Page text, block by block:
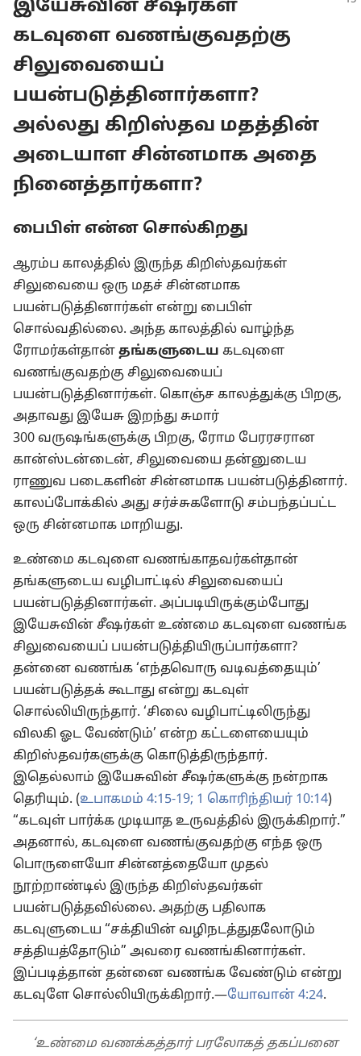
இயேசுவின் சீஷர்கள்
கடவுளை வணங்குவதற்கு
சிலுவையைப்
பயன்படுத்தினார்களா?
அல்லது கிறிஸ்தவ மதத்தின்
அடையாள சின்னமாக அதை
நினைத்தார்களா?
பைபிள் என்ன சொல்கிறது
ஆரம்ப காலத்தில் இருந்த கிறிஸ்தவர்கள்
சிலுவையை ஒரு மதச் சின்னமாக
பயன்படுத்தினார்கள் என்று பைபிள்
சொல்வதில்லை. அந்த காலத்தில் வாழ்ந்த
ரோமர்கள்தான் தங்களுடைய கடவுளை
வணங்குவதற்கு சிலுவையைப்
பயன்படுத்தினார்கள். கொஞ்ச காலத்துக்கு பிறகு,
அதாவது இயேசு இறந்து சுமார்
300 வருஷங்களுக்கு பிறகு, ரோம பேரரசரான
கான்ஸ்டன்டைன், சிலுவையை தன்னுடைய
ராணுவ படைகளின் சின்னமாக பயன்படுத்தினார்.
காலப்போக்கில் அது சர்ச்சுகளோடு சம்பந்தப்பட்ட
ஒரு சின்னமாக மாறியது.
உண்மை கடவுளை வணங்காதவர்கள்தான்
தங்களுடைய வழிபாட்டில் சிலுவையைப்
பயன்படுத்தினார்கள். அப்படியிருக்கும்போது
இயேசுவின் சீஷர்கள் உண்மை கடவுளை வணங்க
சிலுவையைப் பயன்படுத்தியிருப்பார்களா?
தன்னை வணங்க ‘எந்தவொரு வடிவத்தையும்’
பயன்படுத்தக் கூடாது என்று கடவுள்
சொல்லியிருந்தார். ‘சிலை வழிபாட்டிலிருந்து
விலகி ஓட வேண்டும்’ என்ற கட்டளையையும்
கிறிஸ்தவர்களுக்கு கொடுத்திருந்தார்.
இதெல்லாம் இயேசுவின் சீஷர்களுக்கு நன்றாக
தெரியும். (உபாகமம் 4:15-19; 1 கொரிந்தியர் 10:14)
“கடவுள் பார்க்க முடியாத உருவத்தில் இருக்கிறார்.”
அதனால், கடவுளை வணங்குவதற்கு எந்த ஒரு
பொருளையோ சின்னத்தையோ முதல்
நூற்றாண்டில் இருந்த கிறிஸ்தவர்கள்
பயன்படுத்தவில்லை. அதற்கு பதிலாக
கடவுளுடைய “சக்தியின் வழிநடத்துதலோடும்
சத்தியத்தோடும்” அவரை வணங்கினார்கள்.
இப்படித்தான் தன்னை வணங்க வேண்டும் என்று
கடவுளே சொல்லியிருக்கிறார்.—யோவான் 4:24.
‘உண்மை வணக்கத்தார் பரலோகத் தகப்பனை